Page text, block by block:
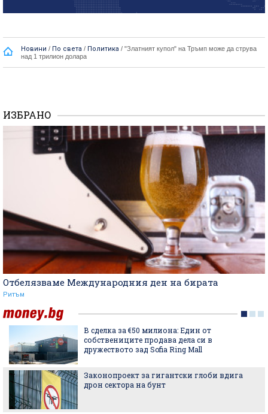
Новини / По света / Политика / "Златният купол" на Тръмп може да струва
над 1 трилион долара
ИЗБРАНО
Отбелязваме Международния ден на бирата
Ритъм
В сделка за €50 милиона: Един от
собствениците продава дела си в
дружеството зад Sofia Ring Mall
Законопроект за гигантски глоби вдига
дрон сектора на бунт